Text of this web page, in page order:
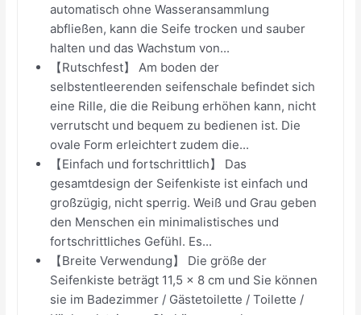
automatisch ohne Wasseransammlung
abfließen, kann die Seife trocken und sauber
halten und das Wachstum von...
【Rutschfest】 Am boden der
selbstentleerenden seifenschale befindet sich
eine Rille, die die Reibung erhöhen kann, nicht
verrutscht und bequem zu bedienen ist. Die
ovale Form erleichtert zudem die...
【Einfach und fortschrittlich】 Das
gesamtdesign der Seifenkiste ist einfach und
großzügig, nicht sperrig. Weiß und Grau geben
den Menschen ein minimalistisches und
fortschrittliches Gefühl. Es...
【Breite Verwendung】 Die größe der
Seifenkiste beträgt 11,5 x 8 cm und Sie können
sie im Badezimmer / Gästetoilette / Toilette /